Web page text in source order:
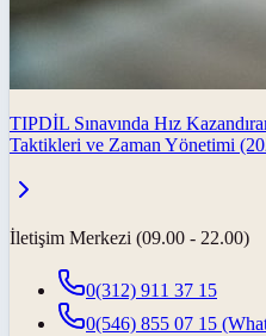
TIPDİL Sınavında Hız
Taktikleri ve Zaman Yönetimi
İletişim Merkezi (09.00 - 22.00)
0(312) 911 37 15
0(546) 855 07 15